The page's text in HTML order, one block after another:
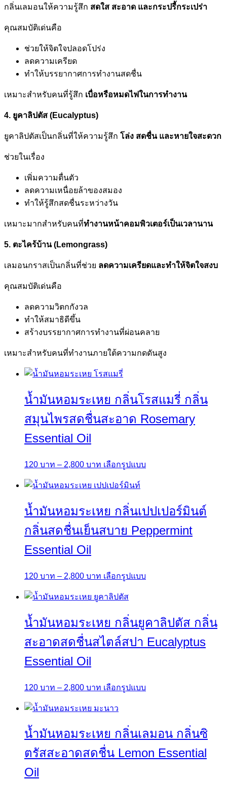
กลิ่นเลมอนให้ความรู้สึก สดใส สะอาด และกระปรี้กระเปร่า
คุณสมบัติเด่นคือ
ช่วยให้จิตใจปลอดโปร่ง
ลดความเครียด
ทำให้บรรยากาศการทำงานสดชื่น
เหมาะสำหรับคนที่รู้สึก เบื่อหรือหมดไฟในการทำงาน
4. ยูคาลิปตัส (Eucalyptus)
ยูคาลิปตัสเป็นกลิ่นที่ให้ความรู้สึก โล่ง สดชื่น และหายใจสะดวก
ช่วยในเรื่อง
เพิ่มความตื่นตัว
ลดความเหนื่อยล้าของสมอง
ทำให้รู้สึกสดชื่นระหว่างวัน
เหมาะมากสำหรับคนที่ทำงานหน้าคอมพิวเตอร์เป็นเวลานาน
5. ตะไคร้บ้าน (Lemongrass)
เลมอนกราสเป็นกลิ่นที่ช่วย ลดความเครียดและทำให้จิตใจสงบ
คุณสมบัติเด่นคือ
ลดความวิตกกังวล
ทำให้สมาธิดีขึ้น
สร้างบรรยากาศการทำงานที่ผ่อนคลาย
เหมาะสำหรับคนที่ทำงานภายใต้ความกดดันสูง
น้ำมันหอมระเหย กลิ่นโรสแมรี่ กลิ่น
สมุนไพรสดชื่นสะอาด Rosemary
Essential Oil
120 บาท – 2,800 บาท Price
120 บาท
through
2,800 บาท
เลือกรูปแบบ
variants.
The
options
chosen
product
page
น้ำมันหอมระเหย กลิ่นเปปเปอร์มินต์
กลิ่นสดชื่นเย็นสบาย Peppermint
Essential Oil
120 บาท – 2,800 บาท Price
120 บาท
through
2,800 บาท
เลือกรูปแบบ
variants.
The
chosen
page
น้ำมันหอมระเหย กลิ่นยูคาลิปตัส กลิ่น
สะอาดสดชื่นสไตล์สปา Eucalyptus
Essential Oil
120 บาท – 2,800 บาท Price
120 บาท
through
2,800 บาท
เลือกรูปแบบ
variants.
The
น้ำมันหอมระเหย กลิ่นเลมอน กลิ่นซิ
ตรัสสะอาดสดชื่น Lemon Essential
Oil